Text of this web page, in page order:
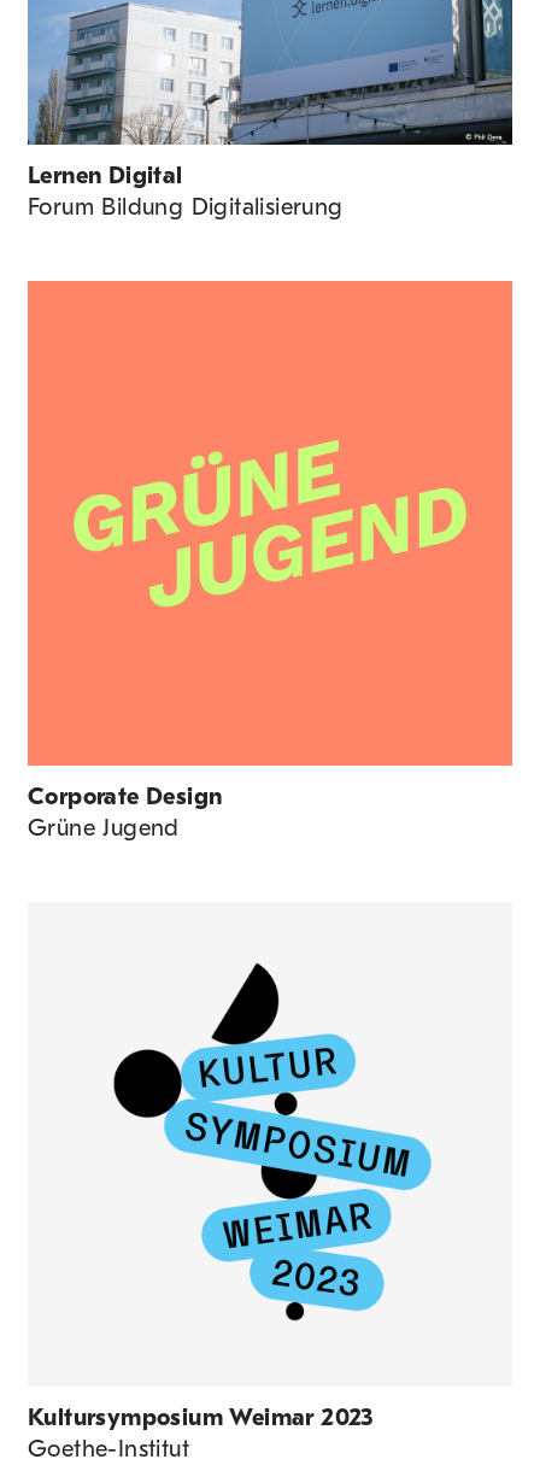
Lernen Digital
Forum Bildung Digitalisierung
Corporate Design
Grüne Jugend
Kultursymposium Weimar 2023
Goethe-Institut